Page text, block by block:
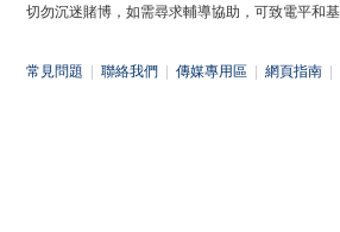
切勿沉迷賭博，如需尋求輔導協助，可致電平和
常見問題 聯絡我們 傳媒專用區 網頁指南